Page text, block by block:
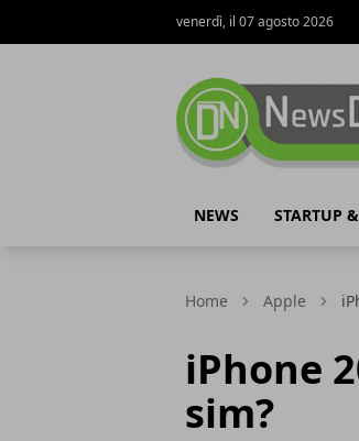
venerdì, il 07 agosto 2026
NEWS STARTUP
Home Apple
iPhone
sim?